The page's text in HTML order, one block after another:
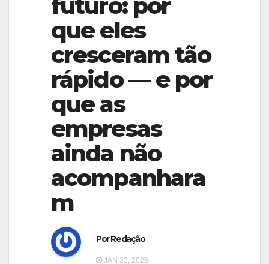
futuro: por
que eles
cresceram tão
rápido — e por
que as
empresas
ainda não
acompanhara
m
Por Redação
JAN 23, 2026